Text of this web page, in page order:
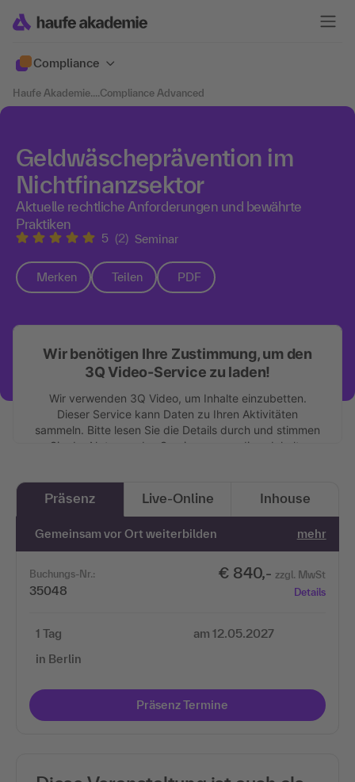
Compliance
Haufe Akademie....Compliance Advanced
Geldwäscheprävention im
Nichtfinanzsektor
Aktuelle rechtliche Anforderungen und bewährte
Praktiken
5 (2) Seminar
Merken Teilen PDF
Wir benötigen Ihre Zustimmung, um den
3Q Video-Service zu laden!
Wir verwenden 3Q Video, um Inhalte einzubetten.
Dieser Service kann Daten zu Ihren Aktivitäten
sammeln. Bitte lesen Sie die Details durch und stimmen
Sie der Nutzung des Service zu, um diese Inhalte
Mehr Informationen
Akzeptieren
Präsenz Live-Online Inhouse
Gemeinsam vor Ort weiterbilden mehr
Buchungs-Nr.:
35048
€ 840,- zzgl. MwSt
Details
1 Tag
in Berlin
am 12.05.2027
Präsenz Termine